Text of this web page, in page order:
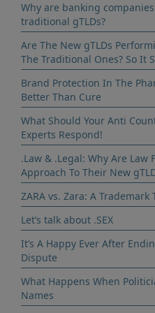
Why are banking
traditional gTLDs?
Are The New gTLDs
The Traditional Ones? So It
Brand Protection In The
Better Than Cure
What Should Your Anti
Experts Respond!
.Law & .Legal: Why Are Law
Approach To Their New
ZARA vs. Zara: A Trademark
Let’s talk about .SEX
It’s A Happy Ever After
Dispute
What Happens When
Names